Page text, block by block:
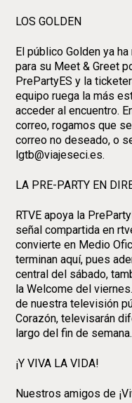
LOS GOLDEN
El público Golden ya
para su Meet & Greet
PrePartyES y la
equipo ruega la más
acceder al encuentro.
correo, rogamos que
correo no deseado, o
lgtb@viajeseci.es.
LA PRE-PARTY EN
RTVE apoya la
señal compartida en
convierte en Medio
terminan aquí, pues
central del sábado,
la Welcome del
de nuestra televisión
Corazón, televisarán
largo del fin de semana.
¡Y VIVA LA VIDA!
Nuestros amigos de